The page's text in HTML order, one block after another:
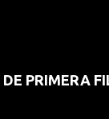
PRIMERA